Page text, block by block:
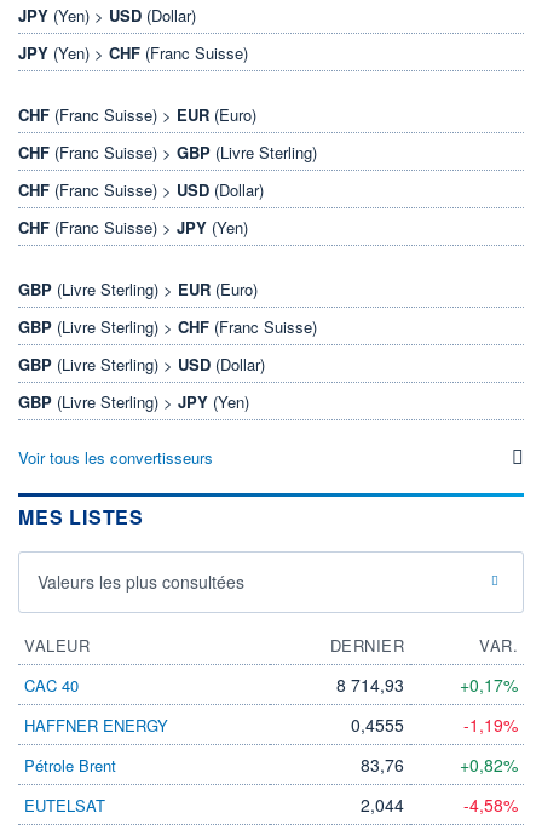
JPY (Yen) > USD (Dollar)
JPY (Yen) > CHF (Franc Suisse)
CHF (Franc Suisse) > EUR (Euro)
CHF (Franc Suisse) > GBP (Livre Sterling)
CHF (Franc Suisse) > USD (Dollar)
CHF (Franc Suisse) > JPY (Yen)
GBP (Livre Sterling) > EUR (Euro)
GBP (Livre Sterling) > CHF (Franc Suisse)
GBP (Livre Sterling) > USD (Dollar)
GBP (Livre Sterling) > JPY (Yen)
Voir tous les convertisseurs
MES LISTES
Valeurs les plus consultées
VALEUR DERNIER
VAR.
CAC 40
8 714,93 +0,17%
HAFFNER ENERGY 0,4555 -1,19%
Pétrole Brent 83,76 +0,82%
EUTELSAT 2,044 -4,58%